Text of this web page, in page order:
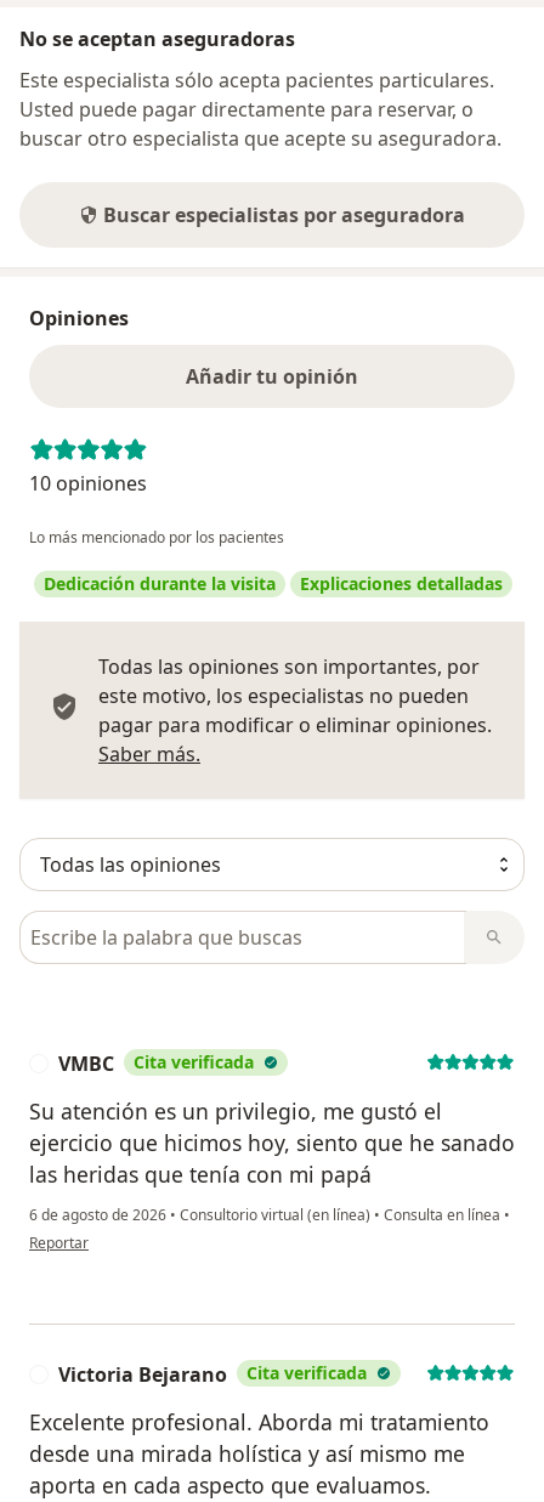
No se aceptan aseguradoras
Este especialista sólo acepta pacientes particulares.
Usted puede pagar directamente para reservar, o
buscar otro especialista que acepte su aseguradora.
Buscar especialistas por aseguradora
Opiniones
Añadir tu opinión
10 opiniones
Lo más mencionado por los pacientes
Dedicación durante la visita Explicaciones detalladas
Todas las opiniones son importantes, por
este motivo, los especialistas no pueden
pagar para modificar o eliminar opiniones.
Saber más.
Busca en opiniones
VMBC Cita verificada
Su atención es un privilegio, me gustó el
ejercicio que hicimos hoy, siento que he sanado
las heridas que tenía con mi papá
6 de agosto de 2026 • Consultorio virtual (en línea) • Consulta en línea •
en opinión del usuario VMBC
Reportar
Victoria Bejarano Cita verificada
Excelente profesional. Aborda mi tratamiento
desde una mirada holística y así mismo me
aporta en cada aspecto que evaluamos.